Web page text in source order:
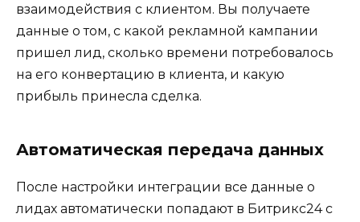
взаимодействия с клиентом. Вы получаете
данные о том, с какой рекламной кампании
пришел лид, сколько времени потребовалось
на его конвертацию в клиента, и какую
прибыль принесла сделка.
Автоматическая передача данных
После настройки интеграции все данные о
лидах автоматически попадают в Битрикс24 с